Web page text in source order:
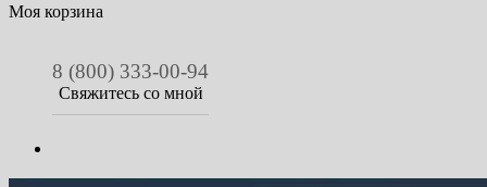
Моя корзина
8 (800) 333-00-94
Свяжитесь со мной